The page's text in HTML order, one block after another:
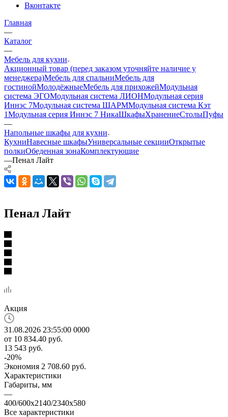
Вконтакте
Главная
—
Каталог
—
Мебель для кухни
Акционный товар (перед заказом уточняйте наличие у
менеджера)Мебель для спальниМебель для
гостинойМолодёжныеМебель для прихожейМодульная
система ЭГОМодульная система ЛИОНМодульная серия
Иннэс 7Модульная система ШАРММодульная система Кэт
1Модульная серия Иннэс 7 НикаШкафыХранениеСтолыПуфы
—
Напольные шкафы для кухни
КухниНавесные шкафыУниверсальные секцииОткрытые
полкиОбеденная зонаКомплектующие
—Пенал Лайт
Пенал Лайт
Акция
31.08.2026 23:55:00 0000
от 10 834.40 руб.
13 543 руб.
-20%
Экономия 2 708.60 руб.
Характеристики
Габариты, мм
—
400/600х2140/2340х580
Все характеристики